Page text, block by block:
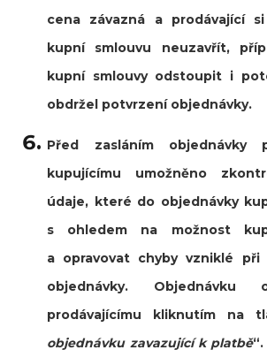
cena závazná a prodávající
kupní smlouvu neuzavřít,
kupní smlouvy odstoupit i
obdržel potvrzení objednávky.
Před zasláním objednávky
kupujícímu umožněno
údaje, které do objednávky
s ohledem na možnost
a opravovat chyby vzniklé
objednávky. Objednávku
prodávajícímu kliknutím na
objednávku zavazující k platbě“.